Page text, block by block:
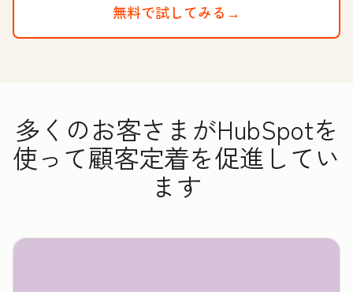
無料で試してみる→
多くのお客さまがHubSpotを
使って顧客定着を促進してい
ます